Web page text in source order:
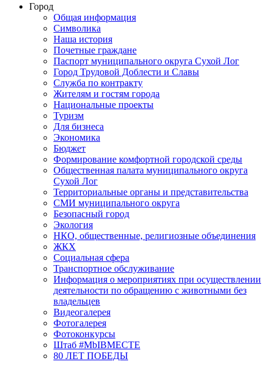
Город
Общая информация
Символика
Наша история
Почетные граждане
Паспорт муниципального округа Сухой Лог
Город Трудовой Доблести и Славы
Служба по контракту
Жителям и гостям города
Национальные проекты
Туризм
Для бизнеса
Экономика
Бюджет
Формирование комфортной городской среды
Общественная палата муниципального округа
Сухой Лог
Территориальные органы и представительства
СМИ муниципального округа
Безопасный город
Экология
НКО, общественные, религиозные объединения
ЖКХ
Социальная сфера
Транспортное обслуживание
Информация о мероприятиях при осуществлении
деятельности по обращению с животными без
владельцев
Видеогалерея
Фотогалерея
Фотоконкурсы
Штаб #MbIBMECTE
80 ЛЕТ ПОБЕДЫ